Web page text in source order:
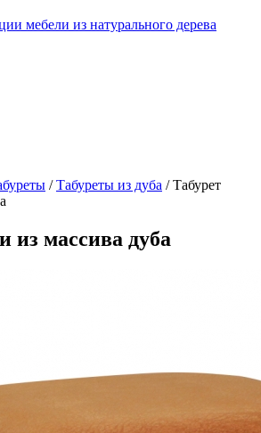
мебели из натурального дерева
/Табуреты из дуба / Табурет
из массива дуба